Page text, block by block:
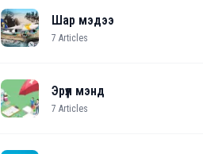
Шар мэдээ
7 Articles
Эрүүл мэнд
7 Articles